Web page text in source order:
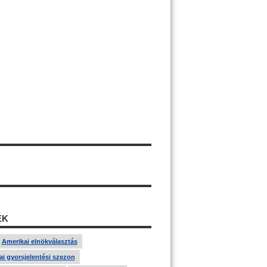
Amerikai elnökválasztás
gyorsjelentési szezon